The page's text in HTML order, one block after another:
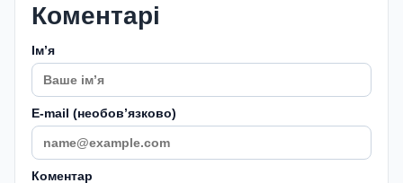
Коментарі
Імʼя
E-mail (необовʼязково)
Коментар